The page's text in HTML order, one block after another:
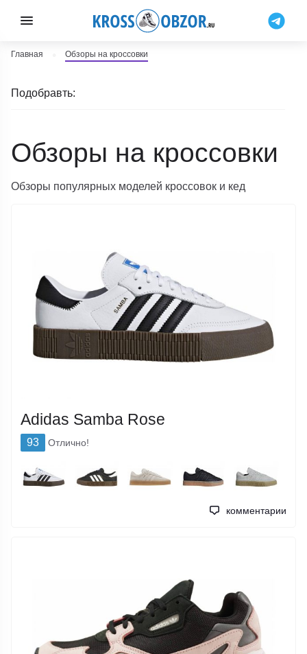
Главная Обзоры на кроссовки
Подобравть:
Обзоры на кроссовки
Обзоры популярных моделей кроссовок и кед
Adidas Samba Rose
93 Отлично!
комментарии